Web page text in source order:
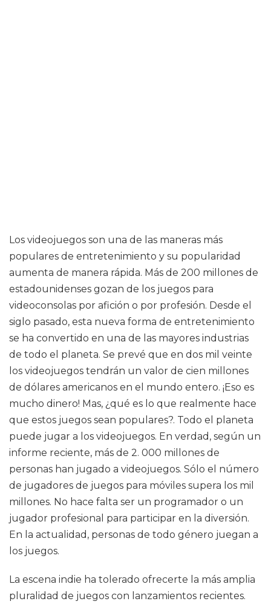
Los videojuegos son una de las maneras más
populares de entretenimiento y su popularidad
aumenta de manera rápida. Más de 200 millones de
estadounidenses gozan de los juegos para
videoconsolas por afición o por profesión. Desde el
siglo pasado, esta nueva forma de entretenimiento
se ha convertido en una de las mayores industrias
de todo el planeta. Se prevé que en dos mil veinte
los videojuegos tendrán un valor de cien millones
de dólares americanos en el mundo entero. ¡Eso es
mucho dinero! Mas, ¿qué es lo que realmente hace
que estos juegos sean populares?. Todo el planeta
puede jugar a los videojuegos. En verdad, según un
informe reciente, más de 2. 000 millones de
personas han jugado a videojuegos. Sólo el número
de jugadores de juegos para móviles supera los mil
millones. No hace falta ser un programador o un
jugador profesional para participar en la diversión.
En la actualidad, personas de todo género juegan a
los juegos.
La escena indie ha tolerado ofrecerte la más amplia
pluralidad de juegos con lanzamientos recientes.